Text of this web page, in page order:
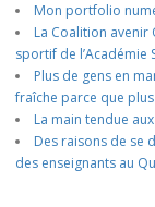
Mon portfolio
La Coalition
sportif de l’Académie
Plus de gens en
fraîche parce que
La main tendue
Des raisons de se
des enseignants au